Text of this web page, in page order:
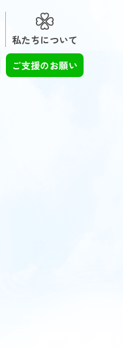
私たちについて
ご支援のお願い